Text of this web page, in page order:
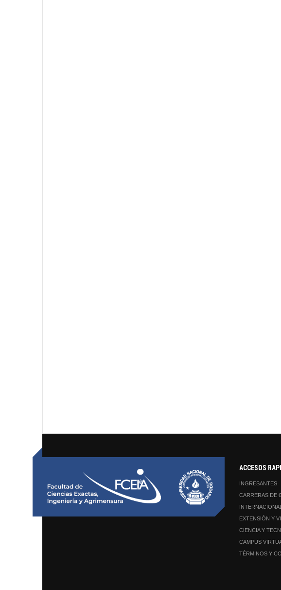
ACCESOS
INGRESANTES
CARRERAS DE
EXTENSIÓN Y
CIENCIA Y
CAMPUS
TÉRMINOS Y